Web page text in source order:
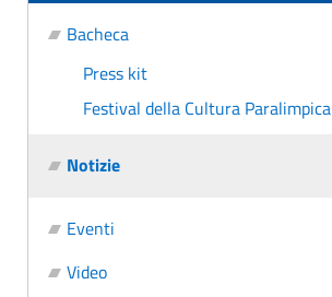
Bacheca
Press kit
Festival della Cultura Paralimpica
Notizie
Eventi
Video